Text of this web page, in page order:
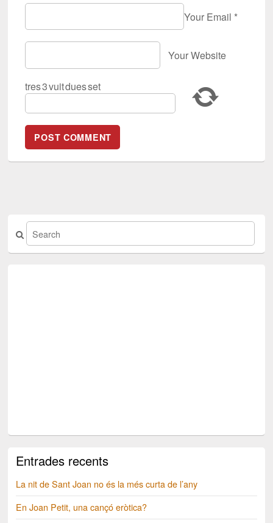
Your Email *
Your Website
tres3vuitduesset
Entrades recents
La nit de Sant Joan no és la més curta de l’any
En Joan Petit, una cançó eròtica?